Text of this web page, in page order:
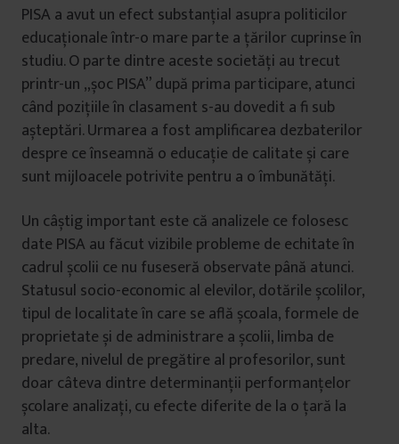
PISA a avut un efect substanțial asupra politicilor
educaționale într-o mare parte a țărilor cuprinse în
studiu. O parte dintre aceste societăți au trecut
printr-un „șoc PISA” după prima participare, atunci
când pozițiile în clasament s-au dovedit a fi sub
așteptări. Urmarea a fost amplificarea dezbaterilor
despre ce înseamnă o educație de calitate și care
sunt mijloacele potrivite pentru a o îmbunătăți.
Un câștig important este că analizele ce folosesc
date PISA au făcut vizibile probleme de echitate în
cadrul școlii ce nu fuseseră observate până atunci.
Statusul socio-economic al elevilor, dotările școlilor,
tipul de localitate în care se află școala, formele de
proprietate și de administrare a școlii, limba de
predare, nivelul de pregătire al profesorilor, sunt
doar câteva dintre determinanții performanțelor
școlare analizați, cu efecte diferite de la o țară la
alta.